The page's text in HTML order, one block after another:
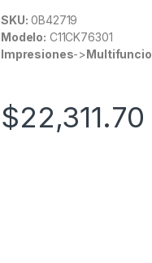
SKU: 0B42719
Modelo: C11CK76301
Impresiones->
$22,311.70